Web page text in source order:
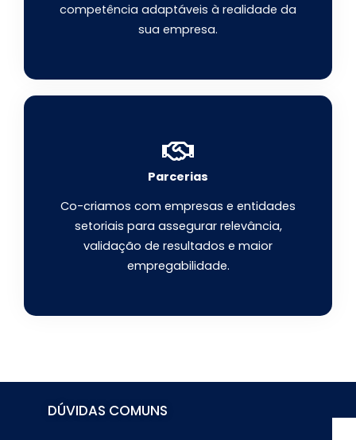
competência adaptáveis à realidade da
sua empresa.
Parcerias
Co-criamos com empresas e entidades
setoriais para assegurar relevância,
validação de resultados e maior
empregabilidade.
DÚVIDAS COMUNS